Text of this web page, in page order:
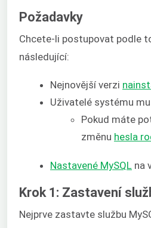
Požadavky
Chcete-li postupovat podle
následující:
Nejnovější verzi
Uživatelé systému
Pokud máte
změnu hesla
Nastavené MySQL na
Krok 1: Zastavení
Nejprve zastavte službu